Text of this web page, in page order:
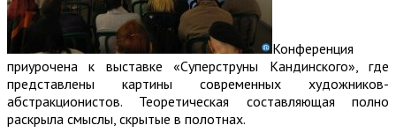
Конференция
приурочена к выставке «Суперструны Кандинского», где
представлены картины современных художников-
абстракционистов. Теоретическая составляющая полно
раскрыла смыслы, скрытые в полотнах.